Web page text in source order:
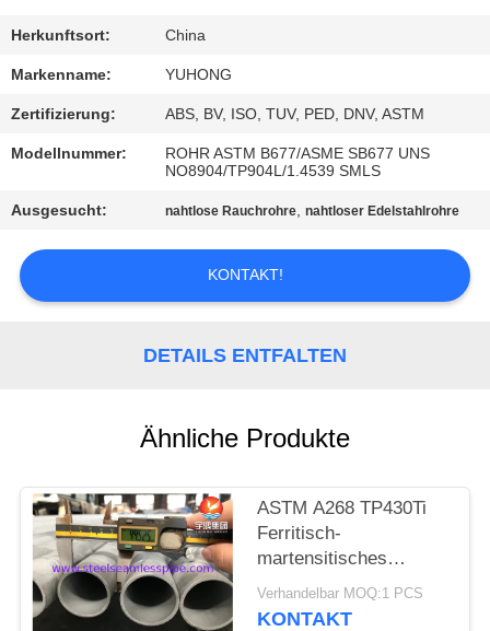
SIE
MIT
UNS
IN
VERBINDUNG
FORDERN
SIE EIN
SITEMAP
PRIVACY
POLICY
Herkunftsort: China
Markenname: YUHONG
Zertifizierung: ABS, BV, ISO, TUV, PED, DNV, ASTM
Modellnummer:
ROHR ASTM B677/ASME SB677 UNS
NO8904/TP904L/1.4539 SMLS
Ausgesucht: nahtlose Rauchrohre,nahtloser Edelstahlrohre
KONTAKT!
DETAILS ENTFALTEN
Ähnliche Produkte
ASTM A268 TP430Ti
Ferritisch-
martensitisches
Edelstahl-Nahtlosrohr
Verhandelbar MOQ:1 PCS
KONTAKT